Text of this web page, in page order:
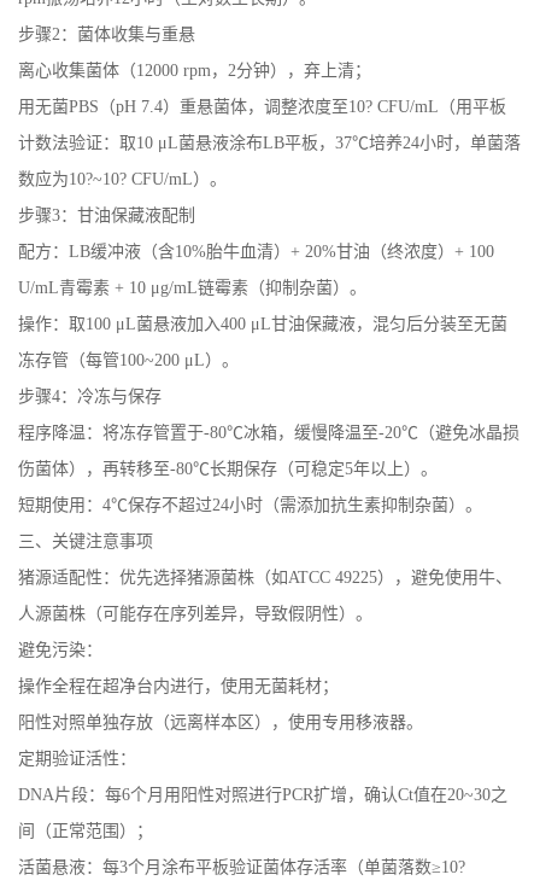
步骤2：菌体收集与重悬
离心收集菌体（12000 rpm，2分钟），弃上清；
用无菌PBS（pH 7.4）重悬菌体，调整浓度至10? CFU/mL（用平板
计数法验证：取10 μL菌悬液涂布LB平板，37℃培养24小时，单菌落
数应为10?~10? CFU/mL）。
步骤3：甘油保藏液配制
配方：LB缓冲液（含10%胎牛血清）+ 20%甘油（终浓度）+ 100
U/mL青霉素 + 10 μg/mL链霉素（抑制杂菌）。
操作：取100 μL菌悬液加入400 μL甘油保藏液，混匀后分装至无菌
冻存管（每管100~200 μL）。
步骤4：冷冻与保存
程序降温：将冻存管置于-80℃冰箱，缓慢降温至-20℃（避免冰晶损
伤菌体），再转移至-80℃长期保存（可稳定5年以上）。
短期使用：4℃保存不超过24小时（需添加抗生素抑制杂菌）。
三、关键注意事项
猪源适配性：优先选择猪源菌株（如ATCC 49225），避免使用牛、
人源菌株（可能存在序列差异，导致假阴性）。
避免污染：
操作全程在超净台内进行，使用无菌耗材；
阳性对照单独存放（远离样本区），使用专用移液器。
定期验证活性：
DNA片段：每6个月用阳性对照进行PCR扩增，确认Ct值在20~30之
间（正常范围）；
活菌悬液：每3个月涂布平板验证菌体存活率（单菌落数≥10?